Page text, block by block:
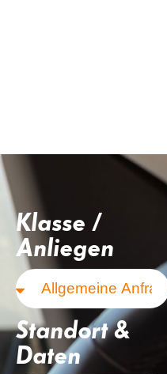
Klasse /
Anliegen
Standort &
Daten